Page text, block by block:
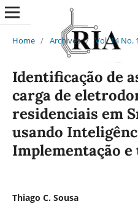
Home / Archives / Vol. 14 No.
Identificação de
carga de
residenciais em
usando
Implementação e
Thiago C. Sousa